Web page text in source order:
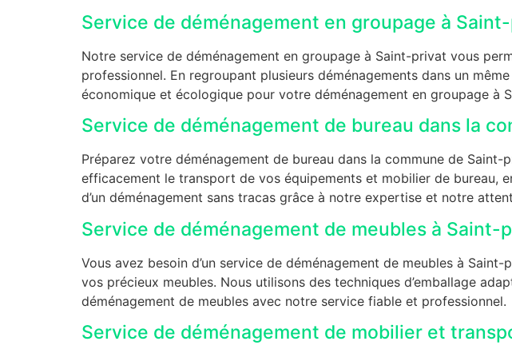
Service de déménagement en groupage à
Notre service de déménagement en groupage à Saint-privat vous
professionnel. En regroupant plusieurs déménagements dans un
économique et écologique pour votre déménagement en groupage à
Service de déménagement de bureau dans la
Préparez votre déménagement de bureau dans la commune de
efficacement le transport de vos équipements et mobilier de
d’un déménagement sans tracas grâce à notre expertise et notre
Service de déménagement de meubles à Saint-
Vous avez besoin d’un service de déménagement de meubles à
vos précieux meubles. Nous utilisons des techniques d’emballage
déménagement de meubles avec notre service fiable et professionnel.
Service de déménagement de mobilier et